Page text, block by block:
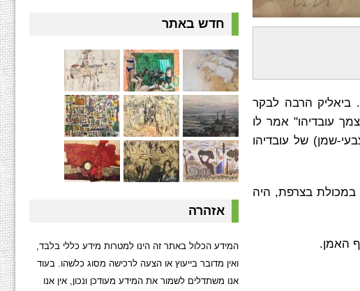
ביאליק הרבה לבקר
עובדיהו" אמר לו
שמן) של עובדיהו
במכולת בצרפת, היה
חדש באתר
אזהרה
המידע הכלול באתר זה הינו למטרות מידע כללי בלבד,
ואין מדובר בייעוץ או הצעה לרכישה מסוג כלשהו. בעוד
אנו משתדלים לשמור את המידע מעודכן ונכון, אין אנו